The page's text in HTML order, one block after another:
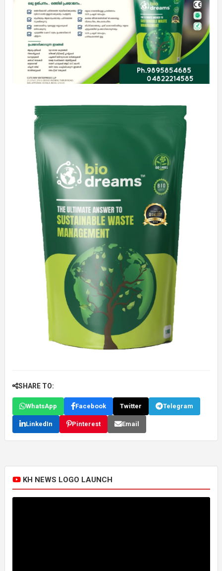
SHARE TO:
WhatsApp Facebook Twitter Telegram
LinkedIn Pinterest Email
KH NEWS LOGO LAUNCH